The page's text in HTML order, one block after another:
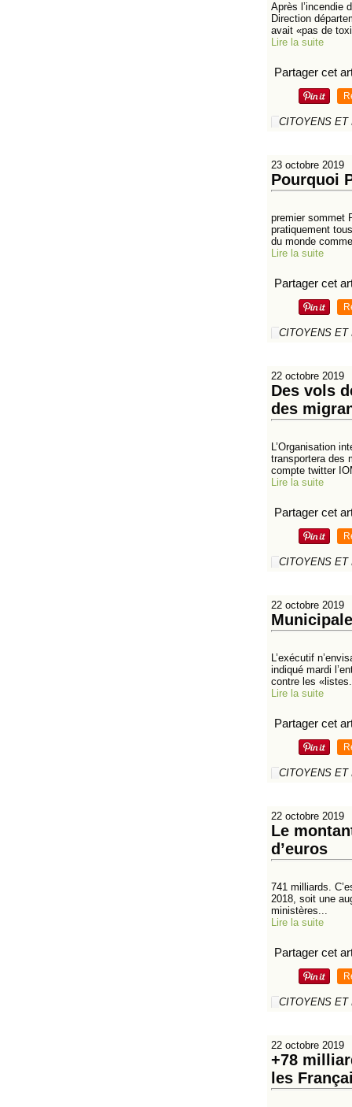
Après l’incendie
Direction
avait «pas de
Lire la suite
Partager cet
CITOYENS ET
23 octobre 2019
Pourquoi
premier sommet
pratiquement
du monde
Lire la suite
Partager cet
CITOYENS ET
22 octobre 2019
Des vols
des
L’Organisation
transportera des
compte twitter
Lire la suite
Partager cet
CITOYENS ET
22 octobre 2019
L’exécutif
indiqué mardi
contre les
Lire la suite
Partager cet
CITOYENS ET
22 octobre 2019
Le
d’euros
741 milliards.
2018, soit une
ministères...
Lire la suite
Partager cet
CITOYENS ET
22 octobre 2019
+78
les